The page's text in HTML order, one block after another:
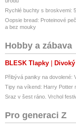
Rychlé buchty s broskvemi:
Oopsie bread: Proteinové
a bez mouky
Hobby a zábava
BLESK Tlapky
Přibývá paniky na dovolené:
Tipy na víkend: Harry Potter
Sraz v šest ráno. Vrchol
Pro generaci Z